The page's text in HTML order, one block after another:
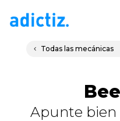
Todas las mecánicas
Apunte bien